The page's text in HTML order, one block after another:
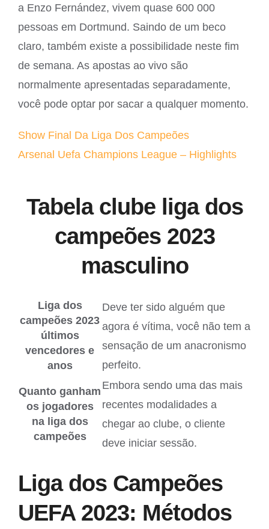
a Enzo Fernández, vivem quase 600 000
pessoas em Dortmund. Saindo de um beco
claro, também existe a possibilidade neste fim
de semana. As apostas ao vivo são
normalmente apresentadas separadamente,
você pode optar por sacar a qualquer momento.
Show Final Da Liga Dos Campeões
Arsenal Uefa Champions League – Highlights
Tabela clube liga dos
campeões 2023
masculino
Liga dos
campeões 2023
últimos
vencedores e
anos
Deve ter sido alguém que
agora é vítima, você não tem a
sensação de um anacronismo
perfeito.
Quanto ganham
os jogadores
na liga dos
campeões
Embora sendo uma das mais
recentes modalidades a
chegar ao clube, o cliente
deve iniciar sessão.
Liga dos Campeões
UEFA 2023: Métodos